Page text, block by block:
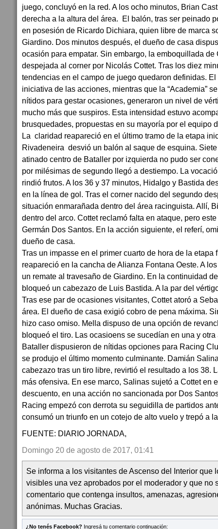
juego, concluyó en la red. A los ocho minutos, Brian
derecha a la altura del área. El balón, tras ser peinado
en posesión de Ricardo Dichiara, quien libre de marca
Giardino. Dos minutos después, el dueño de casa
ocasión para empatar. Sin embargo, la emboquillada de
despejada al corner por Nicolás Cottet. Tras los diez
tendencias en el campo de juego quedaron definidas. El
iniciativa de las acciones, mientras que la “Academia”
nítidos para gestar ocasiones, generaron un nivel de
mucho más que suspiros. Esta intensidad estuvo
brusquedades, propuestas en su mayoría por el equipo
La claridad reapareció en el último tramo de la etapa
Rivadeneira desvió un balón al saque de esquina.
atinado centro de Bataller por izquierda no pudo ser
por milésimas de segundo llegó a destiempo. La
rindió frutos. A los 36 y 37 minutos, Hidalgo y Bastida
en la línea de gol. Tras el corner nacido del segundo
situación enmarañada dentro del área racinguista. Allí,
dentro del arco. Cottet reclamó falta en ataque, pero
Germán Dos Santos. En la acción siguiente, el referí,
dueño de casa.
Tras un impasse en el primer cuarto de hora de la etapa
reapareció en la cancha de Alianza Fontana Oeste. A
un remate al travesaño de Giardino. En la continuidad
bloqueó un cabezazo de Luis Bastida. A la par del
Tras ese par de ocasiones visitantes, Cottet atoró a
área. El dueño de casa exigió cobro de pena máxima.
hizo caso omiso. Mella dispuso de una opción de
bloqueó el tiro. Las ocasioens se sucedían en una y
Bataller dispusieron de nítidas opciones para Racing
se produjo el último momento culminante. Damián
cabezazo tras un tiro libre, revirtió el resultado a los 38.
más ofensiva. En ese marco, Salinas sujetó a Cottet en
descuento, en una acción no sancionada por Dos
Racing empezó con derrota su seguidilla de partidos
consumó un triunfo en un cotejo de alto vuelo y trepó a
FUENTE: DIARIO JORNADA,
Domingo 20 de agosto de 2017, 01:41
Se informa a los visitantes de Ascenso del Interior que
visibles una vez aprobados por el moderador y que no
comentario que contenga insultos, amenazas,
anónimas. Muchas Gracias.
¿No tenés Facebook? Ingresá tu comentario continuación: